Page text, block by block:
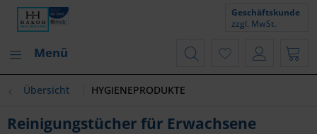
Menü
Geschäftskunde
zzgl. MwSt.
Übersicht HYGIENEPRODUKTE
Reinigungstücher für Erwachsene